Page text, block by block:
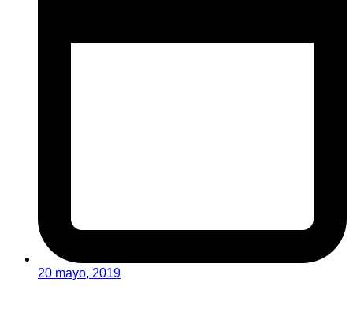
20 mayo, 2019